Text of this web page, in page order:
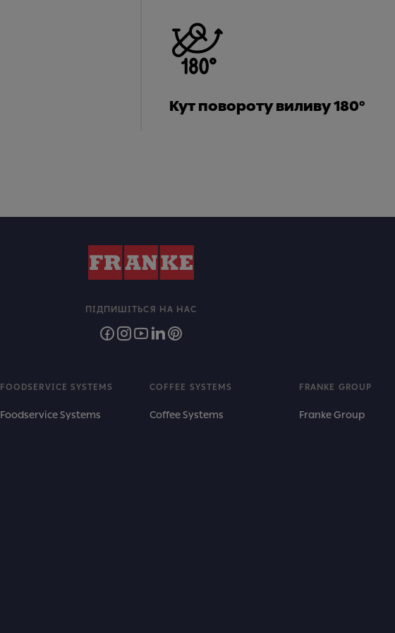
Кут повороту виливу 180°
FOODSERVICE SYSTEMS
Foodservice Systems
COFFEE SYSTEMS
Coffee Systems
FRANKE GROUP
Franke Group
ПІДПИШІТЬСЯ НА НАС